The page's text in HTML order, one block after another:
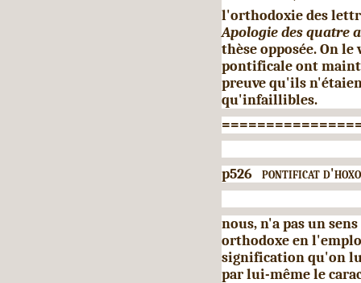
l'orthodoxie des
Apologie des quatre
thèse opposée. On
pontificale ont
preuve qu'ils
qu'infaillibles.
p526 pontificat
nous, n'a pas un
orthodoxe en
signification qu'on
par lui-même le